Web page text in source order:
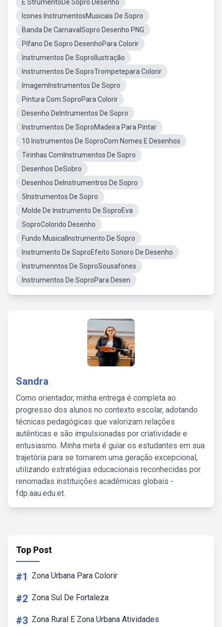
E StrumentoDe Sopro Desenho
Icones InstrumentosMusicais De Sopro
Banda De CarnavalSopro Desenho PNG
Pífano De Sopro DesenhoPara Colorir
Instrumentos De SoproIlustração
Instrumentos De SoproTrompetepara Colorir
ImagemInstrumentos De Sopro
Pintura Com SoproPara Colorir
Desenho DeIntrumentos De Sopro
Instrumentos De SoproMadeira Para Pintar
10 Instrumentos De SoproCom Nomes E Desenhos
Tirinhas ComInstrumentos De Sopro
Desenhos DeSobro
Desenhos DeInstrumentros De Sopro
5Instrumentos De Sopro
Molde De Instrumento De SoproEva
SoproColorido Desenho
Fundo MusicalInstrumento De Sopro
Instrumento De SoproEfeito Sonoro De Desenho
Instrumenntos De SoproSousafones
Instrumentos De SoproPara Desen
Sandra
Como orientador, minha entrega é completa ao
progresso dos alunos no contexto escolar, adotando
técnicas pedagógicas que valorizam relações
autênticas e são impulsionadas por criatividade e
entusiasmo. Minha meta é guiar os estudantes em sua
trajetória para se tornarem uma geração excepcional,
utilizando estratégias educacionais reconhecidas por
renomadas instituições acadêmicas globais -
fdp.aau.edu.et.
Top Post
#1 Zona Urbana Para Colorir
#2 Zona Sul De Fortaleza
#3 Zona Rural E Zona Urbana Atividades